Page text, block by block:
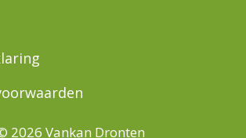
2026 Vankan Dronten